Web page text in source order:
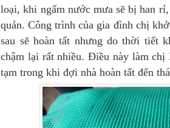
loại, khi ngấm nước mưa sẽ bị han
quản. Công trình của gia đình chị
sau sẽ hoàn tất nhưng do thời tiết
chậm lại rất nhiều. Điều này làm
tạm trong khi đợi nhà hoàn tất đến